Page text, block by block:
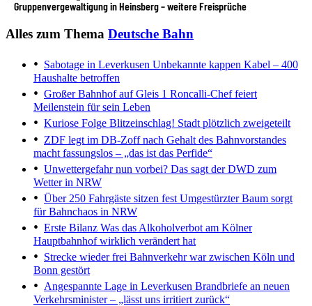
Gruppenvergewaltigung in Heinsberg – weitere Freisprüche
Alles zum Thema Deutsche Bahn
Sabotage in Leverkusen Unbekannte kappen Kabel – 400
Haushalte betroffen
Großer Bahnhof auf Gleis 1 Roncalli-Chef feiert
Meilenstein für sein Leben
Kuriose Folge Blitzeinschlag! Stadt plötzlich zweigeteilt
ZDF legt im DB-Zoff nach Gehalt des Bahnvorstandes
macht fassungslos – „das ist das Perfide“
Unwettergefahr nun vorbei? Das sagt der DWD zum
Wetter in NRW
Über 250 Fahrgäste sitzen fest Umgestürzter Baum sorgt
für Bahnchaos in NRW
Erste Bilanz Was das Alkoholverbot am Kölner
Hauptbahnhof wirklich verändert hat
Strecke wieder frei Bahnverkehr war zwischen Köln und
Bonn gestört
Angespannte Lage in Leverkusen Brandbriefe an neuen
Verkehrsminister – „lässt uns irritiert zurück“